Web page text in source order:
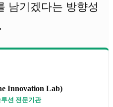
남기겠다는 방향성
Innovation Lab)
션 전문기관